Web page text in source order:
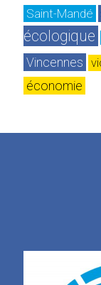
Saint-Mandé
écologique
Vincennes
économie